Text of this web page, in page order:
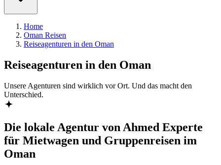
Home
Oman Reisen
Reiseagenturen in den Oman
Reiseagenturen in den Oman
Unsere Agenturen sind wirklich vor Ort. Und das macht den
Unterschied.
Die lokale Agentur von Ahmed Experte
für Mietwagen und Gruppenreisen im
Oman